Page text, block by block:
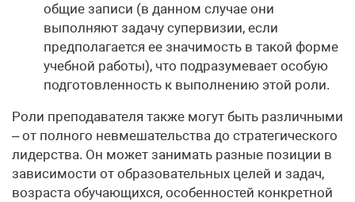
общие записи (в данном случае они
выполняют задачу супервизии, если
предполагается ее значимость в такой форме
учебной работы), что подразумевает особую
подготовленность к выполнению этой роли.
Роли преподавателя также могут быть различными
– от полного невмешательства до стратегического
лидерства. Он может занимать разные позиции в
зависимости от образовательных целей и задач,
возраста обучающихся, особенностей конкретной